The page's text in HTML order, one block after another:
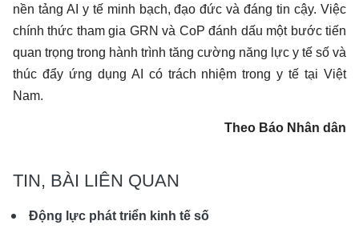
nền tảng AI y tế minh bạch, đạo đức và đáng tin cậy. Việc
chính thức tham gia GRN và CoP đánh dấu một bước tiến
quan trọng trong hành trình tăng cường năng lực y tế số và
thúc đẩy ứng dụng AI có trách nhiệm trong y tế tại Việt
Nam.
Theo Báo Nhân dân
TIN, BÀI LIÊN QUAN
Động lực phát triển kinh tế số